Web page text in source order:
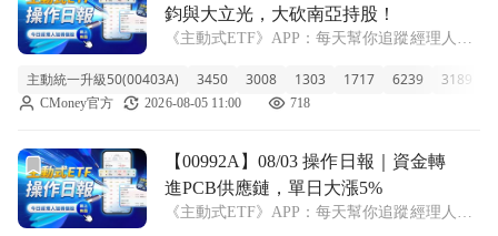
鈞與大立光，大砍南亞持股！
《主動式ETF》APP：每天幫你追蹤經理人新
的00403A 主動統一升級50今天收在9.81元，
單日強勢上漲2.83%，近一週更是交出16.0%
主動統一升級50(00403A) 3450 3008 1303 1717 6239 3189
CMoney官方 2026-08-05 11:00 718
前往【00992A】08/03 操作日報｜資金轉進PCB供應鏈，單
【00992A】08/03 操作日報｜資金轉
進PCB供應鏈，單日大漲5%
《主動式ETF》APP：每天幫你追蹤經理人新